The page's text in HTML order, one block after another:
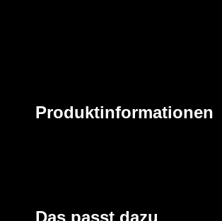
Produktinformationen
Das passt dazu